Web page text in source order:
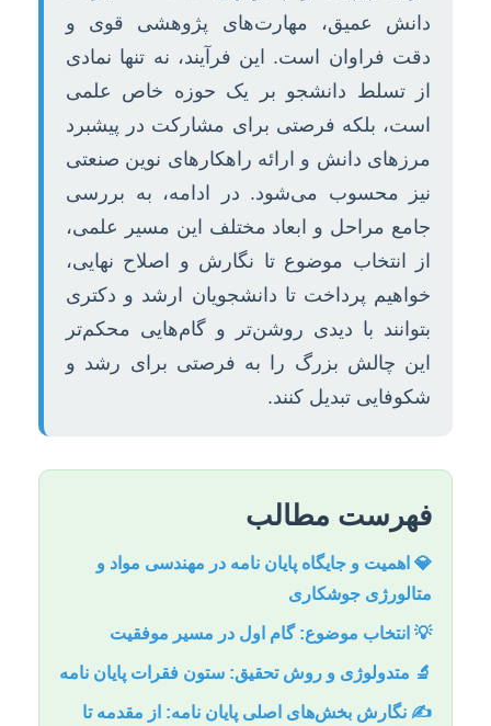
دانش عمیق، مهارت‌های پژوهشی قوی و
دقت فراوان است. این فرآیند، نه تنها نمادی
از تسلط دانشجو بر یک حوزه خاص علمی
است، بلکه فرصتی برای مشارکت در پیشبرد
مرزهای دانش و ارائه راهکارهای نوین صنعتی
نیز محسوب می‌شود. در ادامه، به بررسی
جامع مراحل و ابعاد مختلف این مسیر علمی،
از انتخاب موضوع تا نگارش و اصلاح نهایی،
خواهیم پرداخت تا دانشجویان ارشد و دکتری
بتوانند با دیدی روشن‌تر و گام‌هایی محکم‌تر
این چالش بزرگ را به فرصتی برای رشد و
شکوفایی تبدیل کنند.
فهرست مطالب
💎 اهمیت و جایگاه پایان نامه در مهندسی مواد و
متالورژی جوشکاری
💡 انتخاب موضوع: گام اول در مسیر موفقیت
🔬 متدولوژی و روش تحقیق: ستون فقرات پایان نامه
✍️ نگارش بخش‌های اصلی پایان نامه: از مقدمه تا